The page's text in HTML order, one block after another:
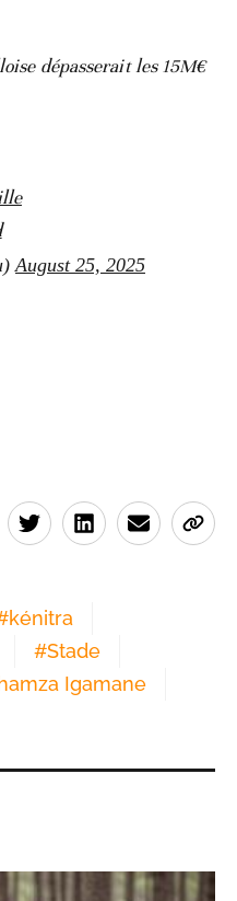
dépasserait les 15M€
August 25, 2025
kénitra
#Stade
hamza Igamane